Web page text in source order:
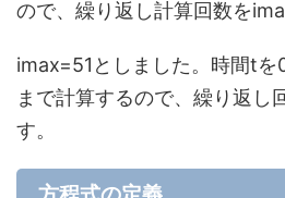
ので、繰り返し計算回数を
imax=51としました。時間t
まで計算するので、繰り返し
す。